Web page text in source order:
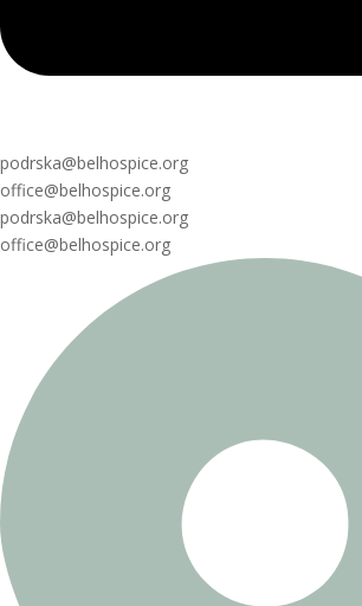
podrska@belhospice.org
office@belhospice.org
podrska@belhospice.org
office@belhospice.org